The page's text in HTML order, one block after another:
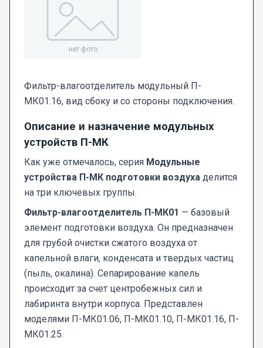
Фильтр-влагоотделитель модульный П-
МК01.16, вид сбоку и со стороны подключения.
Описание и назначение модульных
устройств П-МК
Как уже отмечалось, серия Модульные
устройства П-МК подготовки воздуха делится
на три ключевых группы.
Фильтр-влагоотделитель П-МК01 — базовый
элемент подготовки воздуха. Он предназначен
для грубой очистки сжатого воздуха от
капельной влаги, конденсата и твердых частиц
(пыль, окалина). Сепарирование капель
происходит за счет центробежных сил и
лабиринта внутри корпуса. Представлен
моделями П-МК01.06, П-МК01.10, П-МК01.16, П-
МК01.25.